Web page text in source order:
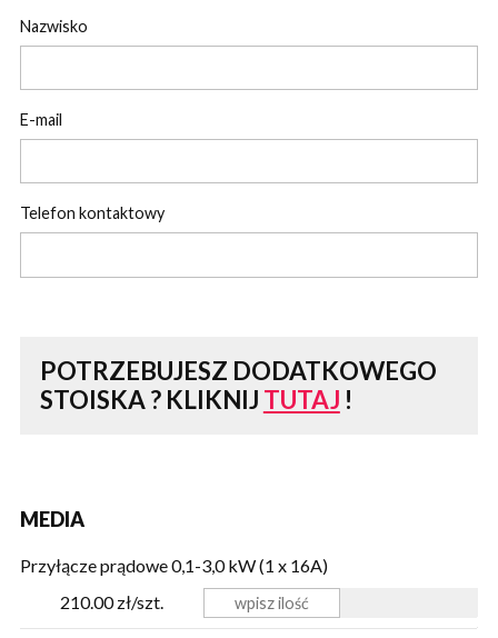
Nazwisko
E-mail
Telefon kontaktowy
POTRZEBUJESZ DODATKOWEGO
STOISKA ? KLIKNIJ TUTAJ !
MEDIA
Przyłącze prądowe 0,1-3,0 kW (1 x 16A)
210.00 zł/szt.